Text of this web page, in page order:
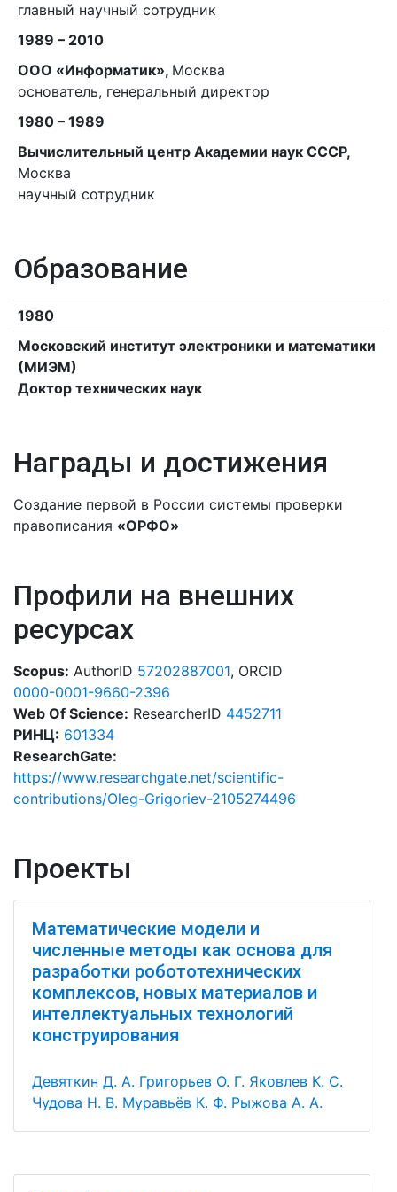
главный научный сотрудник
1989 – 2010
ООО «Информатик», Москва
основатель, генеральный директор
1980 – 1989
Вычислительный центр Академии наук СССР,
Москва
научный сотрудник
Образование
1980
Московский институт электроники и математики
(МИЭМ)
Доктор технических наук
Награды и достижения
Создание первой в России системы проверки
правописания «ОРФО»
Профили на внешних
ресурсах
Scopus: AuthorID 57202887001, ORCID
0000-0001-9660-2396
Web Of Science: ResearcherID 4452711
РИНЦ: 601334
ResearchGate:
https://www.researchgate.net/scientific-
contributions/Oleg-Grigoriev-2105274496
Проекты
Математические модели и
численные методы как основа для
разработки робототехнических
комплексов, новых материалов и
интеллектуальных технологий
конструирования
Девяткин Д. А. Григорьев О. Г. Яковлев К. С.
Чудова Н. В. Муравьёв К. Ф. Рыжова А. А.